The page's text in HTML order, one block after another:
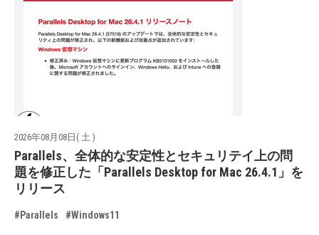
2026年08月08日( 土 )
Parallels、全体的な安定性とセキュリテイ上の問
題を修正した「Parallels Desktop for Mac 26.4.1」を
リリース
#Parallels #Windows11